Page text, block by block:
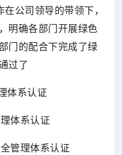
在公司领导的带领下，
明确各部门开展绿色
门的配合下完成了绿
过了
体系认证
体系认证
管理体系认证